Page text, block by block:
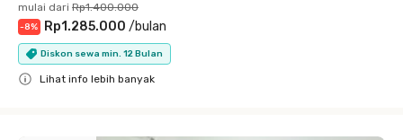
mulai dari Rp1.400.000
-8% Rp1.285.000 /bulan
Diskon sewa min. 12 Bulan
Lihat info lebih banyak